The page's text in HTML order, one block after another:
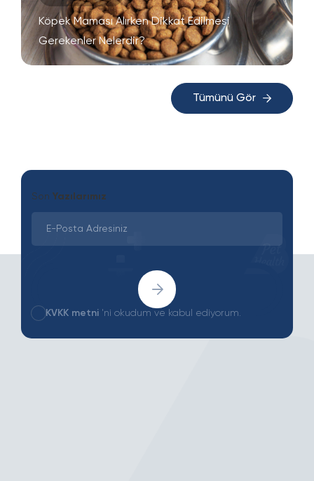
Köpek Maması Alırken Dikkat Edilmesi
Gerekenler Nelerdir?
Tümünü Gör
Son Yazılarımız
KVKK metni 'ni okudum ve kabul ediyorum.